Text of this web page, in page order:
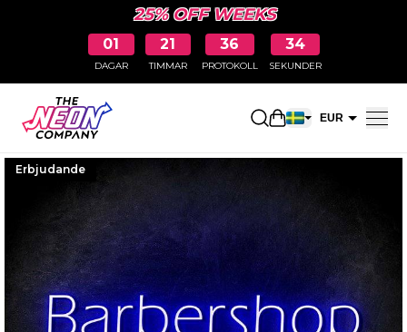
25% OFF WEEKS
01
DAGAR
21
TIMMAR
36
PROTOKOLL
33
SEKUNDER
ÖppnaEUR
Erbjudande